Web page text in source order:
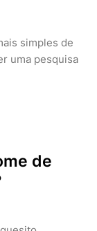
simples de
uma pesquisa
de